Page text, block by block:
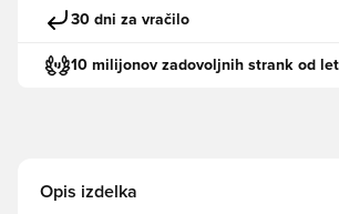
30 dni za vračilo
10 milijonov zadovoljnih strank od
Opis izdelka